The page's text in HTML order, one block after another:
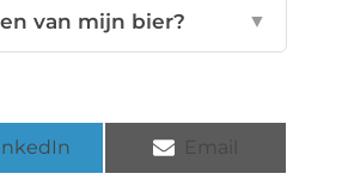
van mijn bier? ▼